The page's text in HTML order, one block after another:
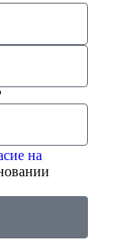
на